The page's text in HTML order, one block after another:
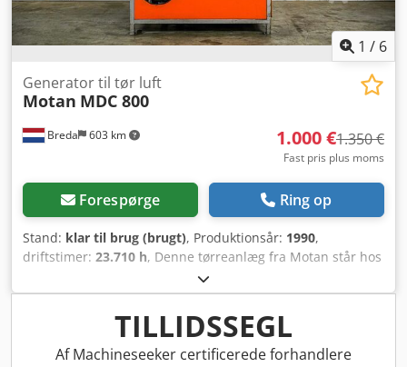
1 / 6
Breda 603 km
Generator til tør luft
Motan MDC 800
1.000 €1.350 €
Fast pris plus moms
Forespørge Ring op
Stand: klar til brug (brugt), Produktionsår: 1990,
driftstimer: 23.710 h, Denne tørreanlæg fra Motan står hos
Plastima Used Machinery på maskinlageret. Tørreren er fra
1990 og er i god stand. – Mærke: Motan – Model: MDC 800
– Byggeår: 1990 Dsdpfxomgadps Ab Rjck – Driftstimer:
TILLIDSSEGL
Af Machineseeker certificerede forhandlere